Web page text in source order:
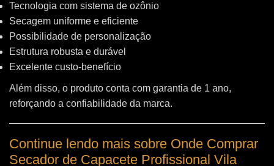
Tecnologia com sistema de ozônio
Secagem uniforme e eficiente
Possibilidade de personalização
Estrutura robusta e durável
Excelente custo-benefício
Além disso, o produto conta com garantia de 1 ano,
reforçando a confiabilidade da marca.
Continue lendo mais sobre Onde Comprar
Secador de Capacete Profissional Vila